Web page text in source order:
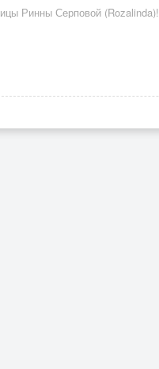
Ринны Серповой (Rozalinda)!